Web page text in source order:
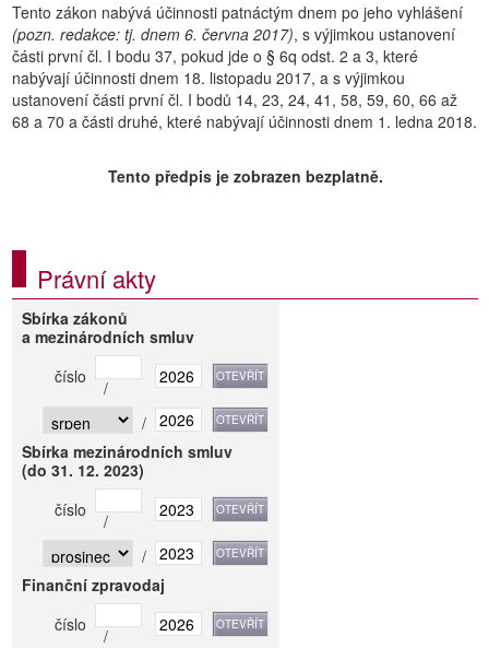
Tento zákon nabývá účinnosti patnáctým dnem po jeho vyhlášení
(pozn. redakce: tj. dnem 6. června 2017), s výjimkou ustanovení
části první čl. I bodu 37, pokud jde o § 6q odst. 2 a 3, které
nabývají účinnosti dnem 18. listopadu 2017, a s výjimkou
ustanovení části první čl. I bodů 14, 23, 24, 41, 58, 59, 60, 66 až
68 a 70 a části druhé, které nabývají účinnosti dnem 1. ledna 2018.
Tento předpis je zobrazen bezplatně.
Právní akty
Sbírka zákonů
a mezinárodních smluv
číslo
/
/
Sbírka mezinárodních smluv
(do 31. 12. 2023)
číslo
/
/
Finanční zpravodaj
číslo
/